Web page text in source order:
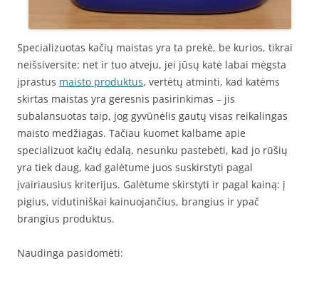
Specializuotas kačių maistas yra ta prekė, be kurios, tikrai
neišsiversite: net ir tuo atveju, jei jūsų katė labai mėgsta
įprastus maisto produktus, vertėtų atminti, kad katėms
skirtas maistas yra geresnis pasirinkimas – jis
subalansuotas taip, jog gyvūnėlis gautų visas reikalingas
maisto medžiagas. Tačiau kuomet kalbame apie
specializuot kačių ėdalą, nesunku pastebėti, kad jo rūšių
yra tiek daug, kad galėtume juos suskirstyti pagal
įvairiausius kriterijus. Galėtume skirstyti ir pagal kainą: į
pigius, vidutiniškai kainuojančius, brangius ir ypač
brangius produktus.
Naudinga pasidomėti: